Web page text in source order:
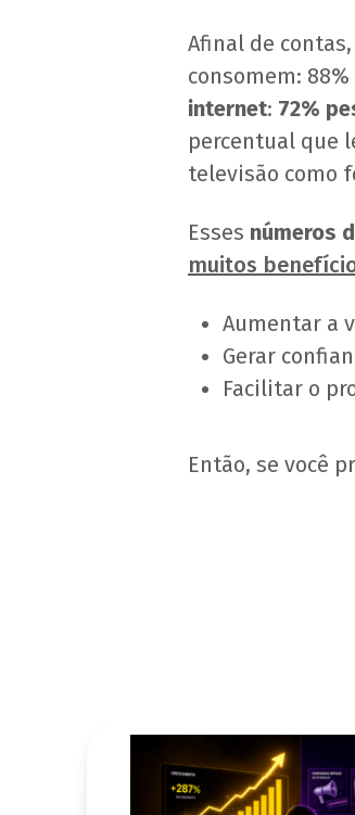
Afinal de
consomem:
internet: 72%
percentual que
televisão como
Esses números
muitos
Aumentar a
Gerar
Facilitar o
Então, se você